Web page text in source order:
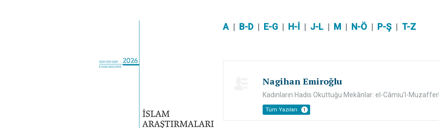
A | B-D | E-G | H-İ | J-L | M | N-Ö | P-Ş | T-Z
Nagihan Emiroğlu
Kadınların Hadis Okuttuğu Mekânlar: el-Câmiu’l-Muzafferî
Tüm Yazıları 1